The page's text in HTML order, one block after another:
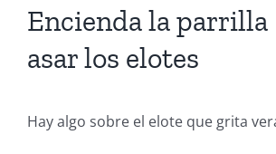
Encienda la
asar los elotes
Hay algo sobre el elote que grita